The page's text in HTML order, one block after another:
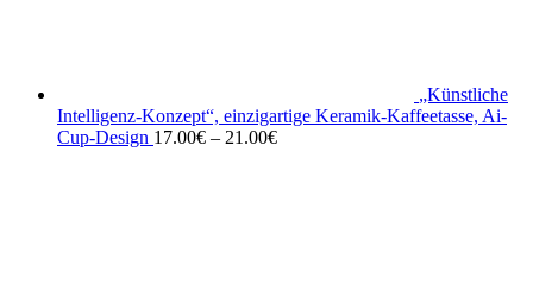
„Künstliche
Intelligenz-Konzept“, einzigartige Keramik-Kaffeetasse, Ai-
Cup-Design 17.00€ – 21.00€